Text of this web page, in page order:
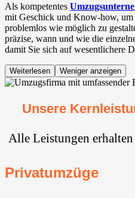
Als kompetentes
mit Geschick und Know-how, um
problemlos wie möglich zu
präzise, wann und wie die
damit Sie sich auf wesentlichere
Weiterlesen Weniger anzeigen
Unsere
Alle Leistungen
Privatumzüge